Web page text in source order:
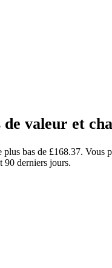
valeur et
bas de £168.37. Vous
90 derniers jours.